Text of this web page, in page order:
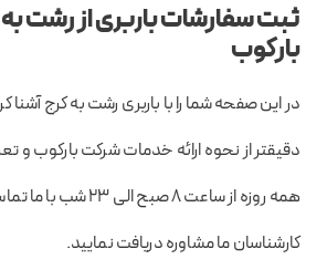
ثبت سفارشات باربری از رشت
بارکوب
در این صفحه شما را با باربری رشت به کرج آشنا
دقیقتر از نحوه ارائه خدمات شرکت بارکوب و
همه روزه از ساعت ۸ صبح
کارشناسان ما مشاوره دریافت نمایید.